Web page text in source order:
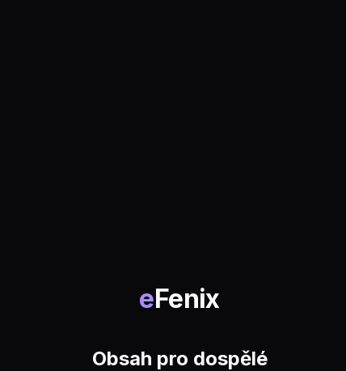
eFenix
Obsah pro dospělé